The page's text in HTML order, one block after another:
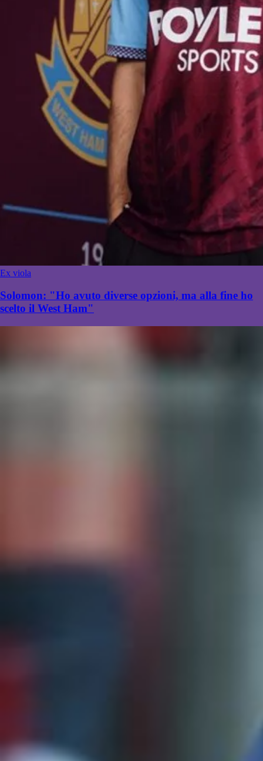
Ex viola
Solomon: "Ho avuto diverse opzioni, ma alla fine ho
scelto il West Ham"